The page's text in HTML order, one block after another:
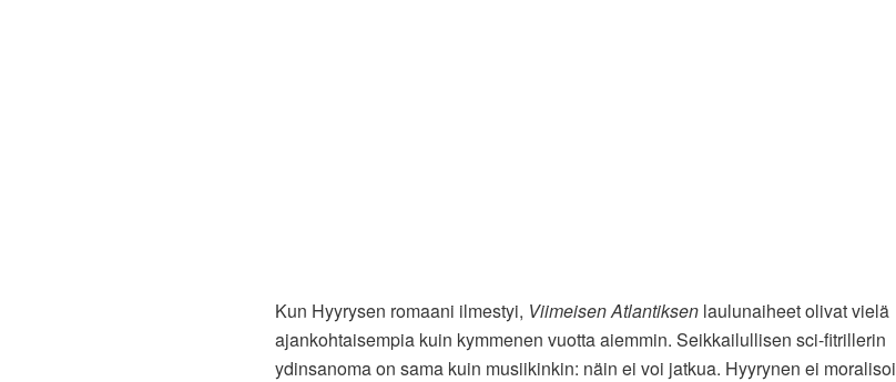
Kun Hyyrysen romaani ilmestyi, Viimeisen Atlantiksen laulunaiheet olivat vielä
ajankohtaisempia kuin kymmenen vuotta aiemmin. Seikkailullisen sci-fitrillerin
ydinsanoma on sama kuin musiikinkin: näin ei voi jatkua. Hyyrynen ei moralisoi